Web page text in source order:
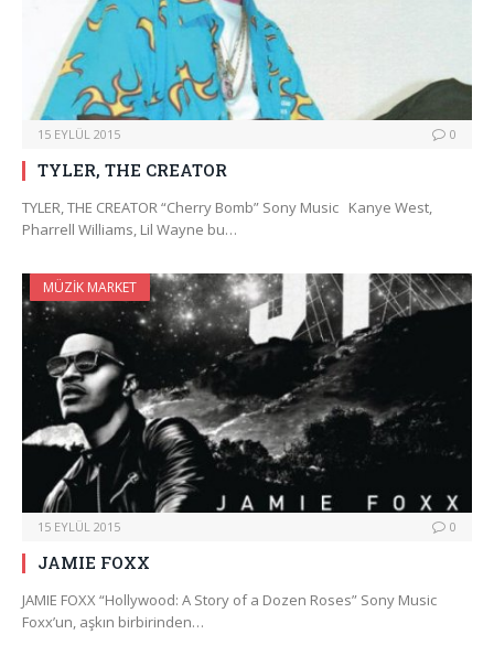
15 EYLÜL 2015 0
TYLER, THE CREATOR
TYLER, THE CREATOR “Cherry Bomb” Sony Music Kanye West,
Pharrell Williams, Lil Wayne bu…
MÜZIK MARKET
15 EYLÜL 2015 0
JAMIE FOXX
JAMIE FOXX “Hollywood: A Story of a Dozen Roses” Sony Music
Foxx’un, aşkın birbirinden…